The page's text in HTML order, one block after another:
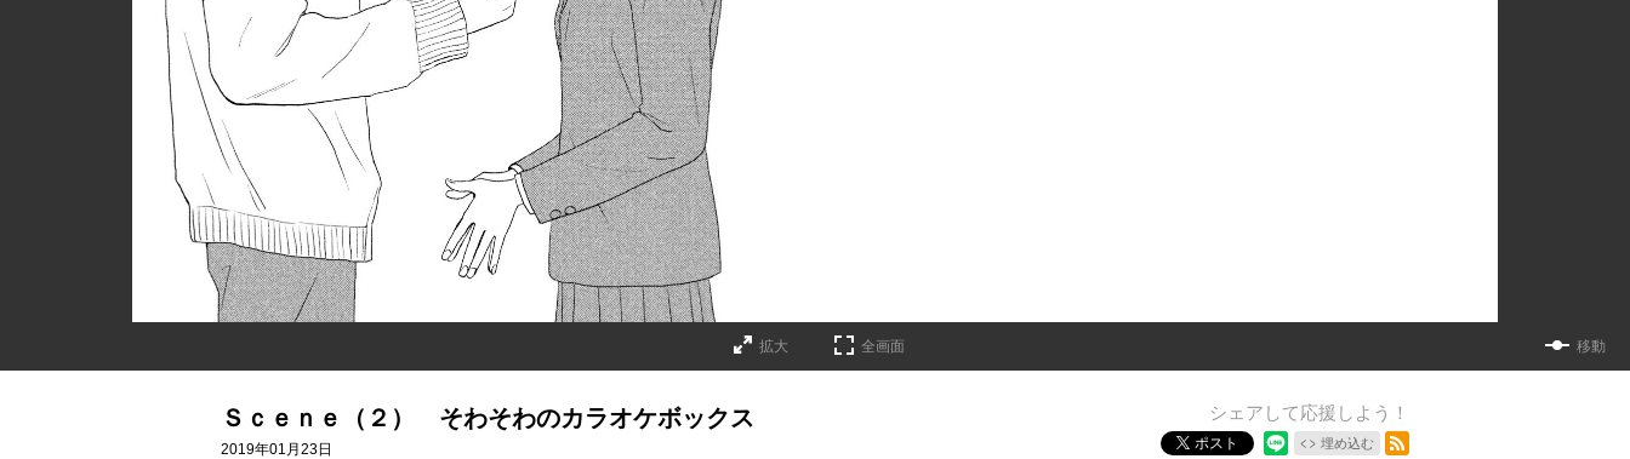
拡大 全画面 移動
Ｓｃｅｎｅ（２） そわそわのカラオケボックス
2019年01月23日
シェアして応援しよう！
ポスト 埋め込む